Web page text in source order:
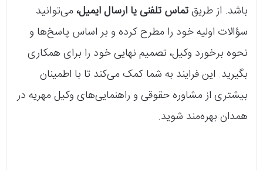
باشد. از طریقتماس تلفنی یا ارسال ایمیل،می‌توانید
سؤالات اولیه خود را مطرح کرده و بر اساس پاسخ‌ها و
نحوه برخورد وکیل، تصمیم نهایی خود را برای همکاری
بگیرید. این فرایند به شما کمک می‌کند تا با اطمینان
بیشتری از مشاوره حقوقی و راهنمایی‌های وکیل مهریه در
همدان بهره‌مند شوید.